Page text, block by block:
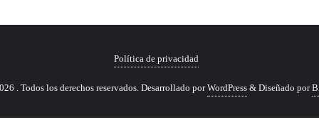
Política de privacidad
. Todos los derechos reservados. Desarrollado porWordPress & Diseñado por